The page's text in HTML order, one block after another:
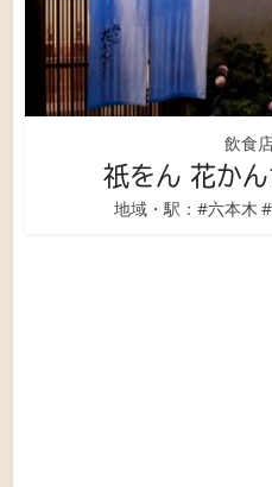
飲食
祇をん 花か
地域・駅： #六本木